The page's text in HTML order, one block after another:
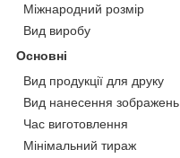
Міжнародний розмір
Вид виробу
Основні
Вид продукції для друку
Вид нанесення зображень
Час виготовлення
Мінімальний тираж